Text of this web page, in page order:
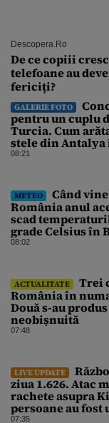
Descopera.ro
De ce copiii
telefoane au
fericiți?
GALERIE FOTO
pentru un cuplu
Turcia. Cum
stele din Antalya
cazați
08:21
METEO
Când
România anul
scad
grade Celsius în
potrivit
08:02
ACTUALITATE
Trei
România în
Două s-au
neobișnuită
07:48
LIVE UPDATE
ziua 1.626. Atac
rachete asupra
persoane au fost
07:35